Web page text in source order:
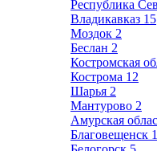
Республика
Владикавказ 15
Моздок 2
Беслан 2
Костромская
Кострома 12
Шарья 2
Мантурово 2
Амурская
Благовещенск